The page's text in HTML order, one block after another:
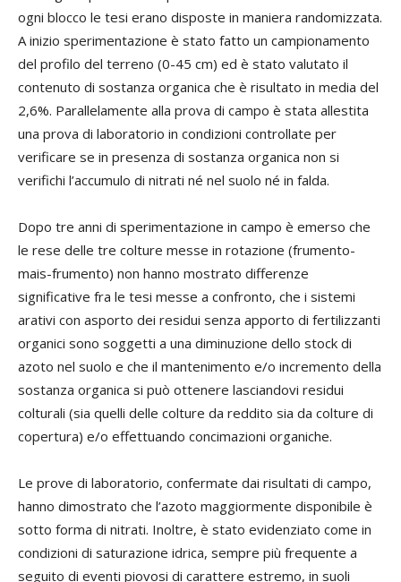
ogni blocco le tesi erano disposte in maniera randomizzata.
A inizio sperimentazione è stato fatto un campionamento
del profilo del terreno (0-45 cm) ed è stato valutato il
contenuto di sostanza organica che è risultato in media del
2,6%. Parallelamente alla prova di campo è stata allestita
una prova di laboratorio in condizioni controllate per
verificare se in presenza di sostanza organica non si
verifichi l’accumulo di nitrati né nel suolo né in falda.
Dopo tre anni di sperimentazione in campo è emerso che
le rese delle tre colture messe in rotazione (frumento-
mais-frumento) non hanno mostrato differenze
significative fra le tesi messe a confronto, che i sistemi
arativi con asporto dei residui senza apporto di fertilizzanti
organici sono soggetti a una diminuzione dello stock di
azoto nel suolo e che il mantenimento e/o incremento della
sostanza organica si può ottenere lasciandovi residui
colturali (sia quelli delle colture da reddito sia da colture di
copertura) e/o effettuando concimazioni organiche.
Le prove di laboratorio, confermate dai risultati di campo,
hanno dimostrato che l’azoto maggiormente disponibile è
sotto forma di nitrati. Inoltre, è stato evidenziato come in
condizioni di saturazione idrica, sempre più frequente a
seguito di eventi piovosi di carattere estremo, in suoli